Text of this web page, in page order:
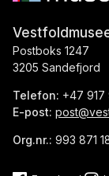
Postboks 1247
3205 Sandefjord
Telefon: +47
E-post:
Org.nr.: 993 871